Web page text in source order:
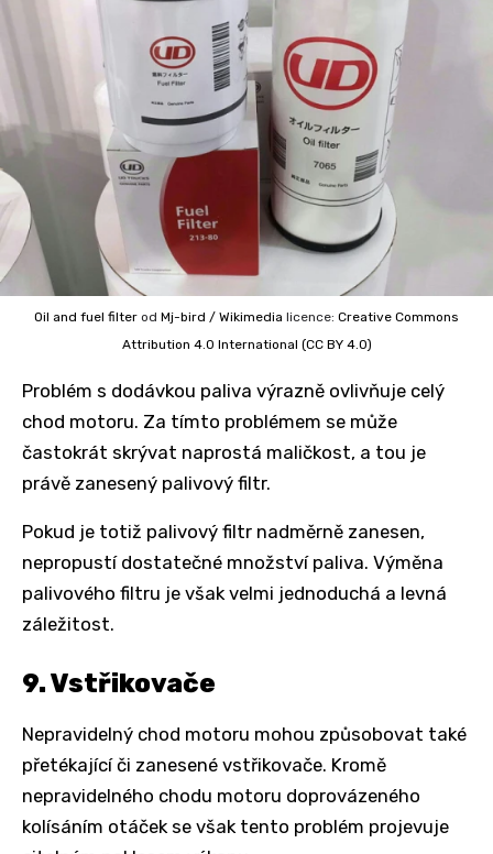
Oil and fuel filter od Mj-bird / Wikimedia licence: Creative Commons
Attribution 4.0 International (CC BY 4.0)
Problém s dodávkou paliva výrazně ovlivňuje celý
chod motoru. Za tímto problémem se může
častokrát skrývat naprostá maličkost, a tou je
právě zanesený palivový filtr.
Pokud je totiž palivový filtr nadměrně zanesen,
nepropustí dostatečné množství paliva. Výměna
palivového filtru je však velmi jednoduchá a levná
záležitost.
9. Vstřikovače
Nepravidelný chod motoru mohou způsobovat také
přetékající či zanesené vstřikovače. Kromě
nepravidelného chodu motoru doprovázeného
kolísáním otáček se však tento problém projevuje